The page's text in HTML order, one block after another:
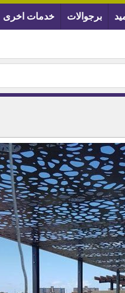
برجوالات خدمات اخرى